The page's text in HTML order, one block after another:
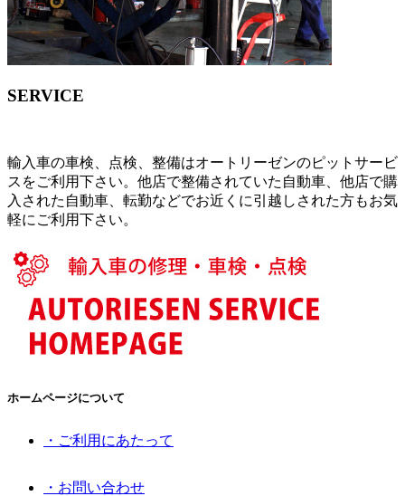
SERVICE
輸入車の車検、点検、整備はオートリーゼンのピットサービ
スをご利用下さい。他店で整備されていた自動車、他店で購
入された自動車、転勤などでお近くに引越しされた方もお気
軽にご利用下さい。
ホームページについて
・ご利用にあたって
・お問い合わせ